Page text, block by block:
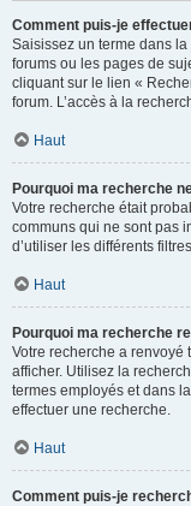
Comment puis-je
Saisissez un terme dans
forums ou les pages de
cliquant sur le lien «
forum. L’accès à la
Haut
Pourquoi ma recherche
Votre recherche était
communs qui ne sont pas
d’utiliser les différents
Haut
Pourquoi ma recherche
Votre recherche a renvoyé
afficher. Utilisez la
termes employés et dans
effectuer une recherche.
Haut
Comment puis-je